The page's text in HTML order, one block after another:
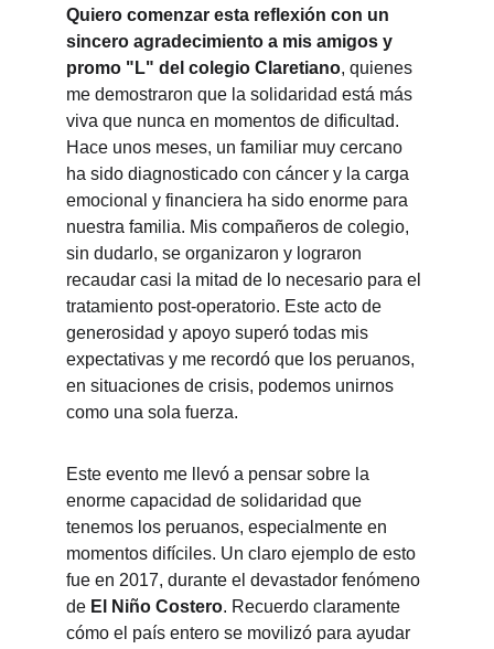
Quiero comenzar esta reflexión con un
sincero agradecimiento a mis amigos y
promo "L" del colegio Claretiano, quienes
me demostraron que la solidaridad está más
viva que nunca en momentos de dificultad.
Hace unos meses, un familiar muy cercano
ha sido diagnosticado con cáncer y la carga
emocional y financiera ha sido enorme para
nuestra familia. Mis compañeros de colegio,
sin dudarlo, se organizaron y lograron
recaudar casi la mitad de lo necesario para el
tratamiento post-operatorio. Este acto de
generosidad y apoyo superó todas mis
expectativas y me recordó que los peruanos,
en situaciones de crisis, podemos unirnos
como una sola fuerza.
Este evento me llevó a pensar sobre la
enorme capacidad de solidaridad que
tenemos los peruanos, especialmente en
momentos difíciles. Un claro ejemplo de esto
fue en 2017, durante el devastador fenómeno
de El Niño Costero. Recuerdo claramente
cómo el país entero se movilizó para ayudar